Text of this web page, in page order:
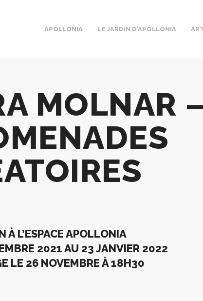
APOLLONIA LE JARDIN D’APOLLONIA
MOLNAR –
À L’ESPACE APOLLONIA
2021 AU 23 JANVIER 2022
LE 26 NOVEMBRE À 18H30